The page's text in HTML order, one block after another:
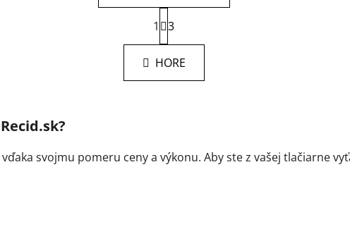
O
v
l
á
e
S
t
r
n
k
e
1 3
HORE
svojmu pomeru ceny a výkonu. Aby ste z vašej tlačiarne